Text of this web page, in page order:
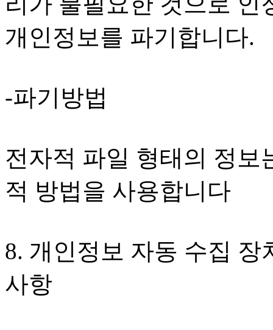
개인정보를 파기합니다.
-파기방법
전자적 파일 형태의 정보
적 방법을 사용합니다
8. 개인정보 자동 수집 장
사항